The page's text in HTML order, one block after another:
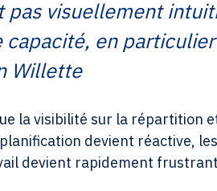
pas visuellement
en particulier
Willette
la visibilité sur la répartition
devient réactive, les
devient rapidement